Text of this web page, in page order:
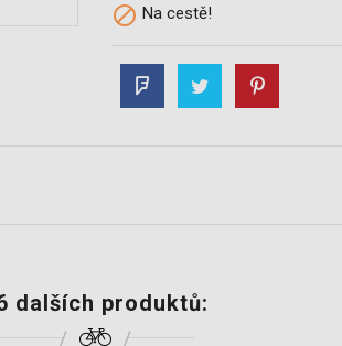
 Na cestě!
dalších produktů: